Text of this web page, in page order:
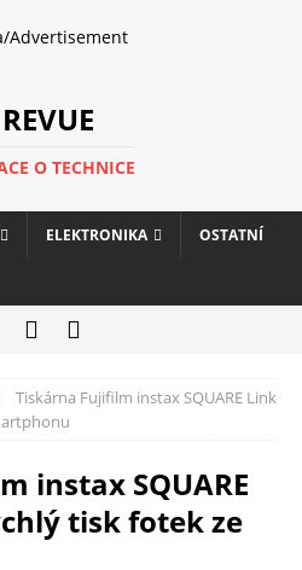
Advertisement
O TECHNICE
ELEKTRONIKA OSTATNÍ
Tiskárna Fujifilm instax SQUARE Link
instax SQUARE
tisk fotek ze